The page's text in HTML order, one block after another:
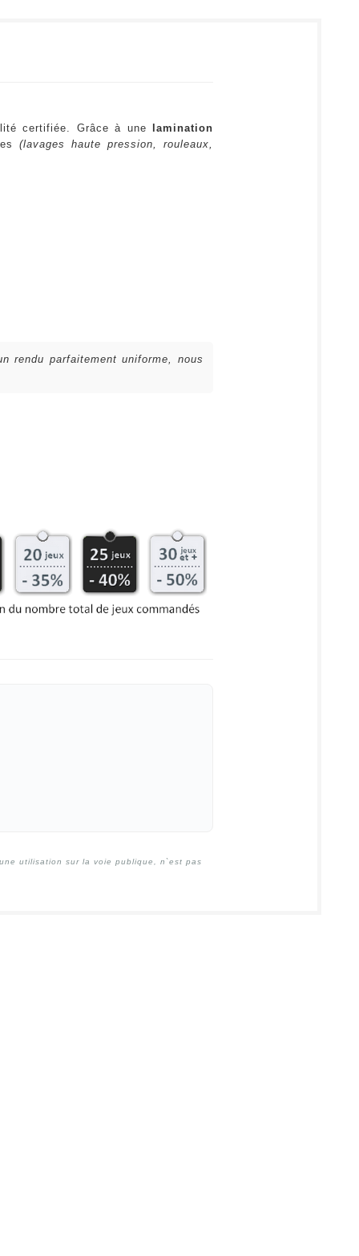
certifiée. Grâce à une
lamination
(lavages haute pression, rouleaux,
parfaitement uniforme, nous
utilisation sur la voie publique, n`est pas